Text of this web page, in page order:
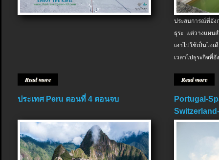
Read more
ประสบการณ์ที่อัง
ธุระ แต่วางแผน
เอาไปใช้เป็นไอ
เวลาไปธุระกิจที่อั
Read more
ประเทศ Peru ตอนที่ 4 ตอนจบ
Portugal-